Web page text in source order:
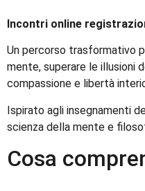
Incontri online
Un percorso trasformativo
mente, superare le illusioni
compassione e libertà
Ispirato agli insegnamenti
scienza della mente e
Cosa